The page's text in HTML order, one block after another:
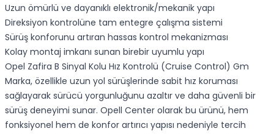
Uzun ömürlü ve dayanıklı elektronik/mekanik yapı
Direksiyon kontrolüne tam entegre çalışma sistemi
Sürüş konforunu artıran hassas kontrol mekanizması
Kolay montaj imkanı sunan birebir uyumlu yapı
Opel Zafira B Sinyal Kolu Hız Kontrolü (Cruise Control) Gm
Marka, özellikle uzun yol sürüşlerinde sabit hız koruması
sağlayarak sürücü yorgunluğunu azaltır ve daha güvenli bir
sürüş deneyimi sunar. Opell Center olarak bu ürünü, hem
fonksiyonel hem de konfor artırıcı yapısı nedeniyle tercih